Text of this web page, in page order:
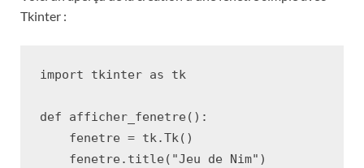
Tkinter :
import tkinter as tk
def afficher_fenetre ():
fenetre = tk.Tk()
fenetre . title ( "Jeu de Nim" )